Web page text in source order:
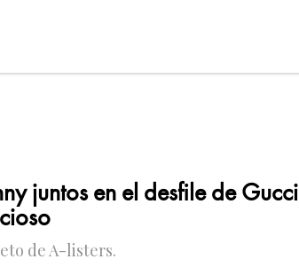
juntos en el desfile de
de A-listers.